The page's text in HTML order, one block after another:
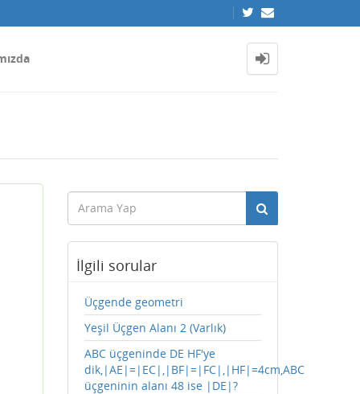
İlgili sorular
Üçgende geometri
Yeşil Üçgen Alanı 2 (Varlık)
ABC üçgeninde DE HF'ye
dik,|AE|=|EC|,|BF|=|FC|,|HF|=4cm,ABC
üçgeninin alanı 48 ise |DE|?